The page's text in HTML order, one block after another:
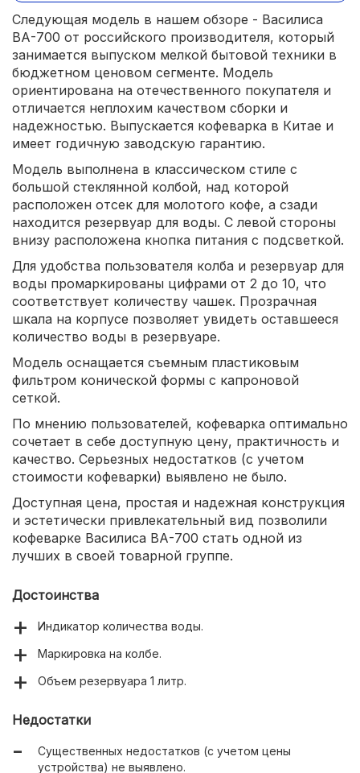
Следующая модель в нашем обзоре - Василиса
ВА-700 от российского производителя, который
занимается выпуском мелкой бытовой техники в
бюджетном ценовом сегменте. Модель
ориентирована на отечественного покупателя и
отличается неплохим качеством сборки и
надежностью. Выпускается кофеварка в Китае и
имеет годичную заводскую гарантию.
Модель выполнена в классическом стиле с
большой стеклянной колбой, над которой
расположен отсек для молотого кофе, а сзади
находится резервуар для воды. С левой стороны
внизу расположена кнопка питания с подсветкой.
Для удобства пользователя колба и резервуар для
воды промаркированы цифрами от 2 до 10, что
соответствует количеству чашек. Прозрачная
шкала на корпусе позволяет увидеть оставшееся
количество воды в резервуаре.
Модель оснащается съемным пластиковым
фильтром конической формы с капроновой
сеткой.
По мнению пользователей, кофеварка оптимально
сочетает в себе доступную цену, практичность и
качество. Серьезных недостатков (с учетом
стоимости кофеварки) выявлено не было.
Доступная цена, простая и надежная конструкция
и эстетически привлекательный вид позволили
кофеварке Василиса ВА-700 стать одной из
лучших в своей товарной группе.
Достоинства
Индикатор количества воды.
Маркировка на колбе.
Объем резервуара 1 литр.
Недостатки
Существенных недостатков (с учетом цены
устройства) не выявлено.